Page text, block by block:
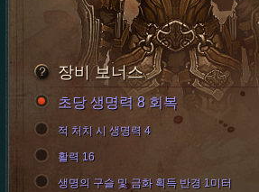
장비 보너스
초당 생명력 8 회복
적 처치 시 생명력 4
활력 16
생명의 구슬 및 금화 획득 반경 1미터